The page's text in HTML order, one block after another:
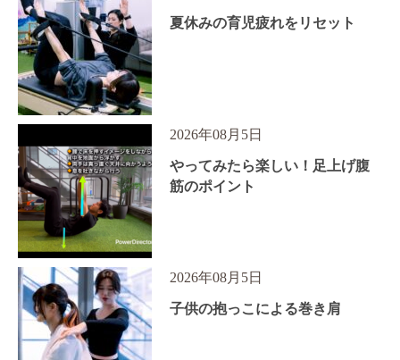
夏休みの育児疲れをリセット
2026年08月5日
やってみたら楽しい！足上げ腹
筋のポイント
2026年08月5日
子供の抱っこによる巻き肩